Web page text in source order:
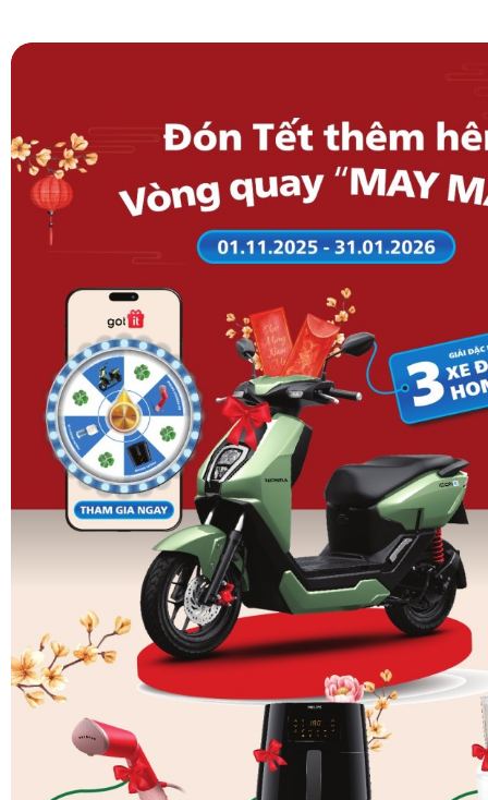
huy tối đa hiệu quả kinh tế.
Bảng thông số kỹ thuật
Dưới đây là các thông số chi tiết để quý khách tiện
THÔNG SỐ KỸ
THUẬT
CHI TIẾT
Model FTXV35QVMV / RXV35QVMV
Loại máy 2 chiều (Làm lạnh & Sưởi ấm)
Công suất làm lạnh 11.900 BTU (3.5 kW)
Công suất sưởi ấm 13.600 BTU (4.0 kW)
Công nghệ Inverter tiết kiệm điện
Điện năng tiêu thụ Khoảng 0.95 kW/h (Làm lạnh)
Nhãn năng lượng 5 sao (Hiệu suất năng lượng
Môi chất lạnh (Gas) R32 thân thiện môi trường